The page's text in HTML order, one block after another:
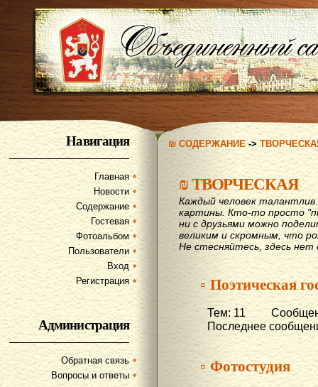
Навигация
Главная
Новости
Содержание
Гостевая
Фотоальбом
Пользователи
Вход
Регистрация
Администрация
Обратная связь
Вопросы и ответы
₪ СОДЕРЖАНИЕ->
₪ТВОРЧЕСКАЯ
Каждый человек
картины. Кто-то просто
ни с друзьями можно
великим и скромным, что
Не стесняйтесь, здесь нет
▫ Поэтическая
Тем: 11
Последнее
▫ Фотостудия